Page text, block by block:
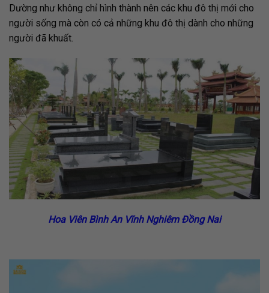
Dường như không chỉ hình thành nên các khu đô thị mới cho
người sống mà còn có cả những khu đô thị dành cho những
người đã khuất.
Hoa Viên Bình An Vĩnh Nghiêm Đồng Nai